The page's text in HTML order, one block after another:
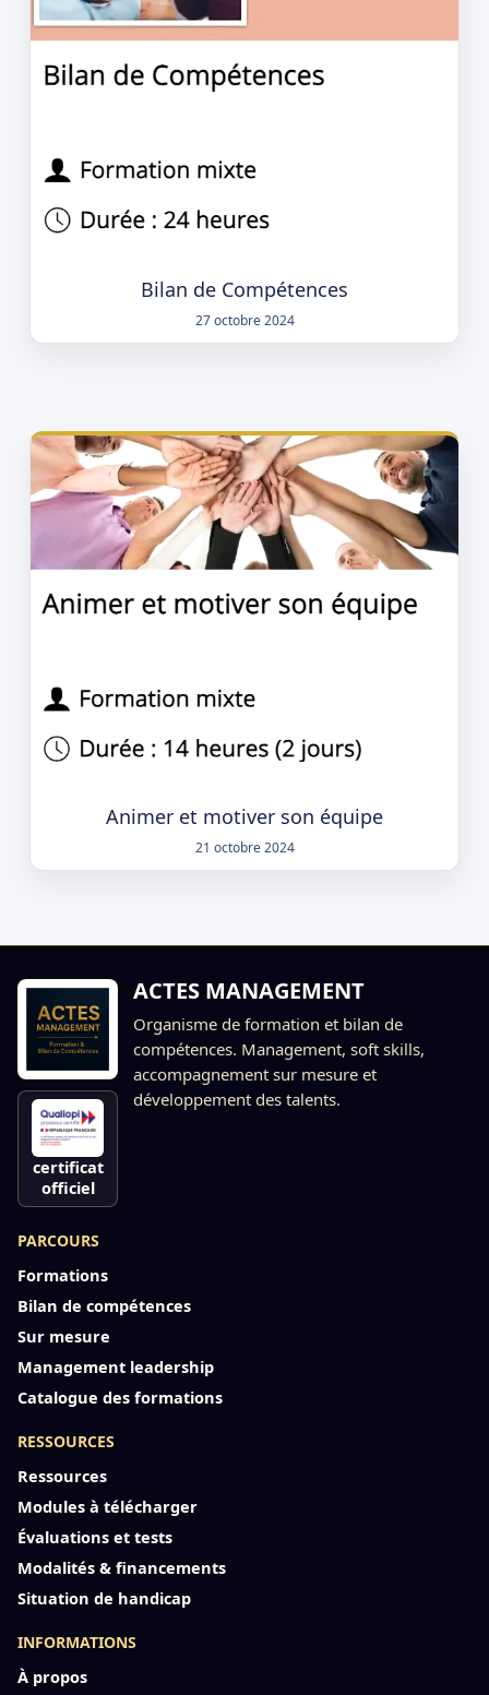
Bilan de Compétences
27 octobre 2024
Animer et motiver son équipe
21 octobre 2024
certificat
officiel
ACTES MANAGEMENT
Organisme de formation et bilan de
compétences. Management, soft skills,
accompagnement sur mesure et
développement des talents.
PARCOURS
Formations
Bilan de compétences
Sur mesure
Management leadership
Catalogue des formations
RESSOURCES
Ressources
Modules à télécharger
Évaluations et tests
Modalités & financements
Situation de handicap
INFORMATIONS
À propos